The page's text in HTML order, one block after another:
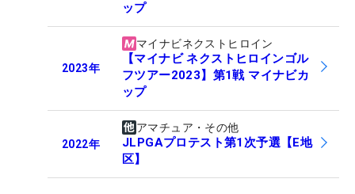
ップ
2023年
マイナビネクストヒロイン
【マイナビ ネクストヒロインゴル
フツアー2023】第1戦 マイナビカ
ップ
2022年
アマチュア・その他
JLPGAプロテスト第1次予選【E地
区】